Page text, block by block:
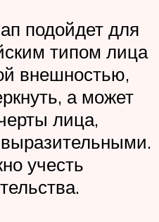
подойдет для
типом лица
внешностью,
а может
лица,
учесть